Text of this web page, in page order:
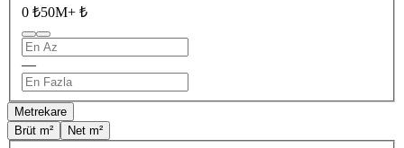
0 ₺50M+ ₺
—
Metrekare
Brüt m²
Net m²